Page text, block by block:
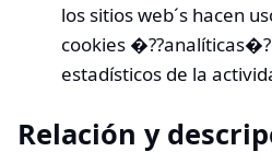
los sitios web´s hacen
cookies
estadísticos de la
Relación y